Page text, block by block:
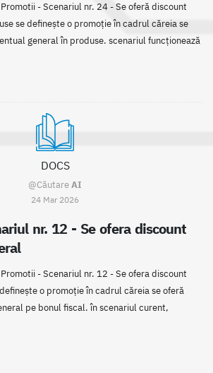
- Scenariul nr. 24 - Se oferă discount
se definește o promoție în cadrul căreia se
general în produse. scenariul funcționează
DOCS
@CăutareAI
24 Mar 2026
nr. 12 - Se ofera discount
- Scenariul nr. 12 - Se ofera discount
o promoție în cadrul căreia se oferă
pe bonul fiscal. în scenariul curent,